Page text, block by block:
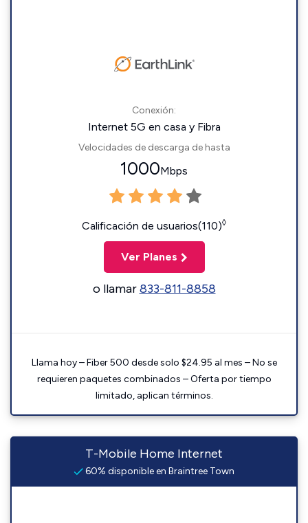
Conexión:
Internet 5G en casa y Fibra
Velocidades de descarga de hasta
1000Mbps
Calificación de usuarios(110)◊
Ver Planes
o llamar833-811-8858
Llama hoy – Fiber 500 desde solo $24.95 al mes – No se
requieren paquetes combinados – Oferta por tiempo
limitado, aplican términos.
T-Mobile Home Internet
60% disponible en Braintree Town